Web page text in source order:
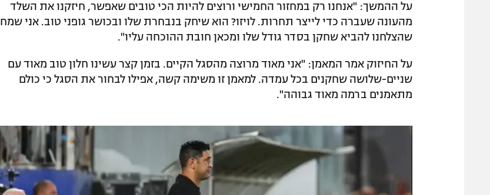
על ההמשך: "אנחנו רק במחזור החמישי ורוצים להיות הכי טובים שאפשר, חיזקנו את השלד
מהעונה שעברה כדי לייצר תחרות. לויזו? הוא שיחק בנבחרת שלו ובכושר גופני טוב. אני שמח
שהצלחנו להביא שחקן בסדר גודל שלו ומכאן חובת ההוכחה עליו".
על החיזוק אמר המאמן: "אני מאוד מרוצה מהסגל הקיים. בזמן קצר עשינו חלון טוב מאוד עם
שניים-שלושה שחקנים בכל עמדה. למאמן זו משימה קשה, אפילו לבחור את הסגל כי כולם
מתאמנים ברמה מאוד גבוהה".